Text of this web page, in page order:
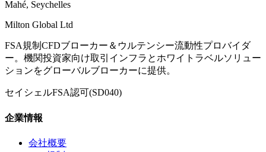
Mahé, Seychelles
Milton Global Ltd
FSA規制CFDブローカー＆ウルテンシー流動性プロバイダ
ー。機関投資家向け取引インフラとホワイトラベルソリュー
ションをグローバルブローカーに提供。
セイシェルFSA認可(SD040)
企業情報
会社概要